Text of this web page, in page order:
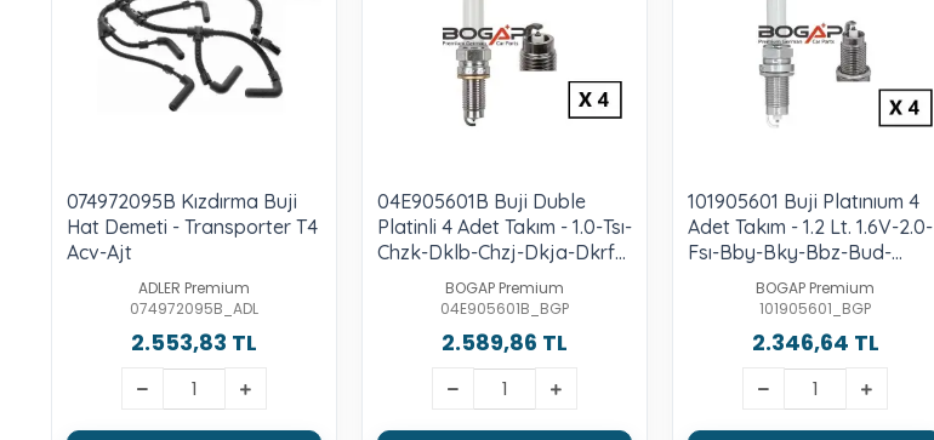
074972095B Kızdırma Buji
Hat Demeti - Transporter T4
Acv-Ajt
ADLER Premium
074972095B_ADL
2.553,83 TL
04E905601B Buji Duble
Platinli 4 Adet Takım - 1.0-Tsı-
Chzk-Dklb-Chzj-Dkja-Dkrf-
Cjzb-Cyva-Cjza-Cyvb-
Cmba-Cpva-Cxsa-Cpvb
BOGAP Premium
04E905601B_BGP
2.589,86 TL
101905601 Buji Platınıum 4
Adet Takım - 1.2 Lt. 1.6V-2.0-
Fsı-Bby-Bky-Bbz-Bud-
Cgpa-Cgpb-Blr-Bvy-Bvz
BOGAP Premium
101905601_BGP
2.346,64 TL